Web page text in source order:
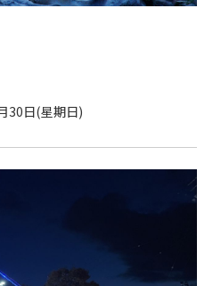
30日(星期日)